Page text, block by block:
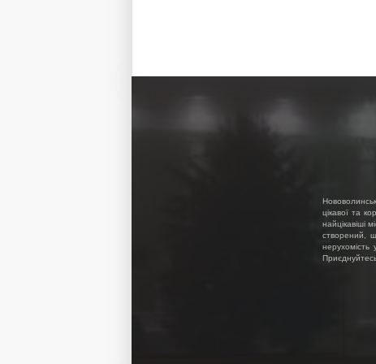
цікавої та
найцікавіші
створений,
нерухомість